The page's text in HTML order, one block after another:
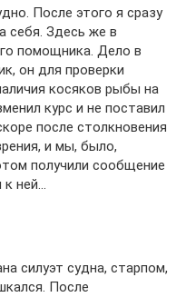
После этого я сразу
себя. Здесь же в
помощника. Дело в
он для проверки
косяков рыбы на
курс и не поставил
после столкновения
и мы, было,
получили сообщение
к ней…
силуэт судна, старпом,
После